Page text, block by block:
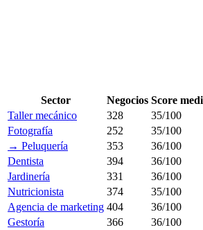
Sector Negocios Score
Taller mecánico
328 35/100
Fotografía
252 35/100
→ Peluquería
353 36/100
Dentista
394 36/100
Jardinería
331 36/100
Nutricionista
374 35/100
Agencia de marketing 404 36/100
Gestoría
366 36/100